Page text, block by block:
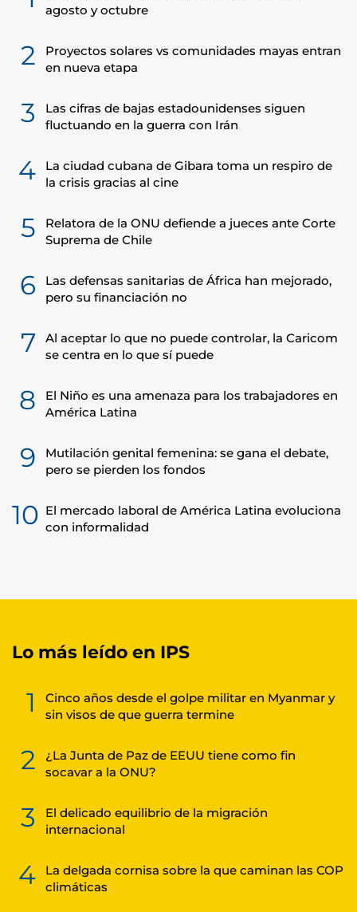
agosto y octubre
2
Proyectos solares vs comunidades mayas entran
en nueva etapa
3
Las cifras de bajas estadounidenses siguen
fluctuando en la guerra con Irán
4
La ciudad cubana de Gibara toma un respiro de
la crisis gracias al cine
5
Relatora de la ONU defiende a jueces ante Corte
Suprema de Chile
6
Las defensas sanitarias de África han mejorado,
pero su financiación no
7
Al aceptar lo que no puede controlar, la Caricom
se centra en lo que sí puede
8
El Niño es una amenaza para los trabajadores en
América Latina
9
Mutilación genital femenina: se gana el debate,
pero se pierden los fondos
10 El mercado laboral de América Latina evoluciona
con informalidad
Lo más leído en IPS
1
Cinco años desde el golpe militar en Myanmar y
sin visos de que guerra termine
2
¿La Junta de Paz de EEUU tiene como fin
socavar a la ONU?
3
El delicado equilibrio de la migración
internacional
4
La delgada cornisa sobre la que caminan las COP
climáticas